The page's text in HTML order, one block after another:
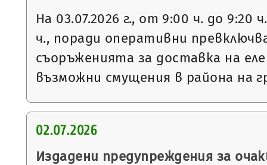
На 03.07.2026 г., от 9:00 ч. до 9:20
ч., поради оперативни
съоръженията за доставка на
възможни смущения в района на
02.07.2026
Издадени предупреждения за